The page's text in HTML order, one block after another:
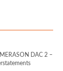
DAC 2 –